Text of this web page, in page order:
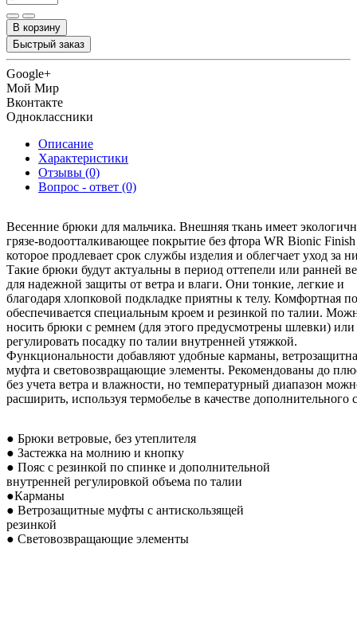
В корзину
Быстрый заказ
Google+
Мой Мир
Вконтакте
Одноклассники
Описание
Характеристики
Отзывы (0)
Вопрос - ответ (0)
Весенние брюки для мальчика. Внешняя ткань имеет
грязе-водоотталкивающее покрытие без фтора WR Bionic
которое продлевает срок службы изделия и облегчает уход за
Такие брюки будут актуальны в период оттепели или ранней
для надежной защиты от ветра и влаги. Они тонкие, легкие и
благодаря хлопковой подкладке приятны к телу. Комфортная
обеспечивается специальным кроем и резинкой по талии.
носить брюки с ремнем (для этого предусмотрены шлевки) или
регулировать посадку по талии внутренней утяжкой.
Функциональности добавляют удобные карманы,
муфта и световозвращающие элементы. Рекомендованы до
без учета ветра и влажности, но температурный диапазон
расширить, используя термобелье в качестве дополнительного
● Брюки ветровые, без утеплителя
● Застежка на молнию и кнопку
● Пояс с резинкой по спинке и дополнительной
внутренней регулировкой объема по талии
●Карманы
● Ветрозащитные муфты с антискользящей
резинкой
● Световозвращающие элементы